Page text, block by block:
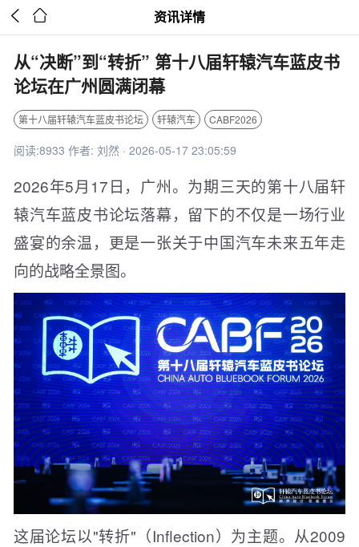
  资讯详情
从“决断”到“转折” 第十八届轩辕汽车蓝皮书
论坛在广州圆满闭幕
第十八届轩辕汽车蓝皮书论坛 轩辕汽车 CABF2026
阅读:8933 作者: 刘然 · 2026-05-17 23:05:59
2026年5月17日，广州。为期三天的第十八届轩
辕汽车蓝皮书论坛落幕，留下的不仅是一场行业
盛宴的余温，更是一张关于中国汽车未来五年走
向的战略全景图。
这届论坛以"转折"（Inflection）为主题。从2009